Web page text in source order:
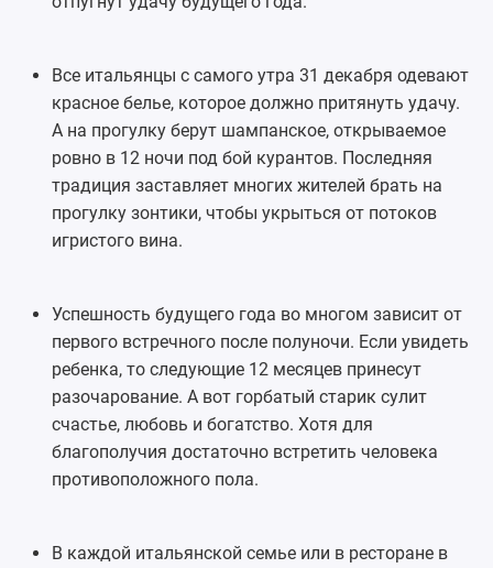
Все итальянцы с самого утра 31 декабря одевают
красное белье, которое должно притянуть удачу.
А на прогулку берут шампанское, открываемое
ровно в 12 ночи под бой курантов. Последняя
традиция заставляет многих жителей брать на
прогулку зонтики, чтобы укрыться от потоков
игристого вина.
Успешность будущего года во многом зависит от
первого встречного после полуночи. Если увидеть
ребенка, то следующие 12 месяцев принесут
разочарование. А вот горбатый старик сулит
счастье, любовь и богатство. Хотя для
благополучия достаточно встретить человека
противоположного пола.
В каждой итальянской семье или в ресторане в